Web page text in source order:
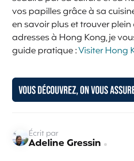
vos papilles grâce à sa
en savoir plus et trouver
adresses à Hong Kong, je
guide pratique :Visiter Hong
Écrit par
Adeline Gressin